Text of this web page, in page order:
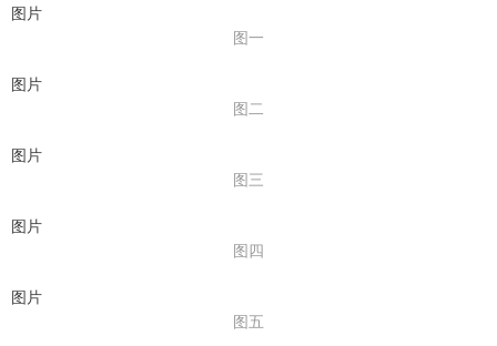
图片
图一
图片
图二
图片
图三
图片
图四
图片
图五